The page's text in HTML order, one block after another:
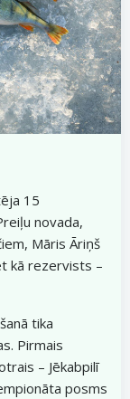
15
novada,
Māris Āriņš
kā rezervists –
tika
Pirmais
– Jēkabpilī
posms